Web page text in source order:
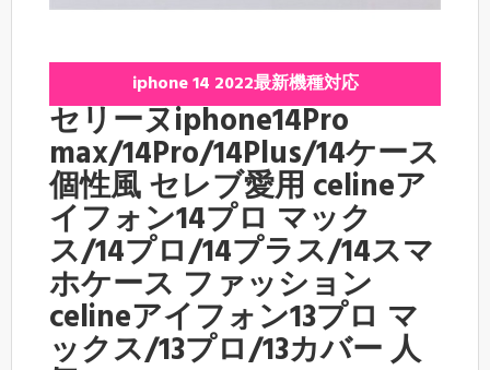
iphone 14 2022最新機種対応
セリーヌiphone14Pro
max/14Pro/14Plus/14ケース
個性風 セレブ愛用 celineア
イフォン14プロ マック
ス/14プロ/14プラス/14スマ
ホケース ファッション
celineアイフォン13プロ マ
ックス/13プロ/13カバー 人